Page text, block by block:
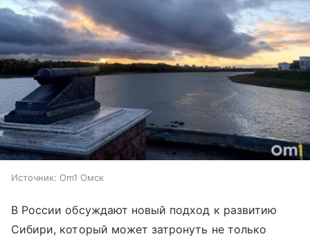
Источник: Om1 Омск
В России обсуждают новый подход к развитию
Сибири, который может затронуть не только